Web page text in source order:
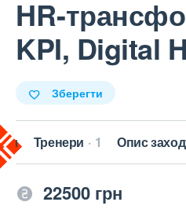
HR-
KPI, Digital
Зберегти
Тренери 1 Опис
22500 грн